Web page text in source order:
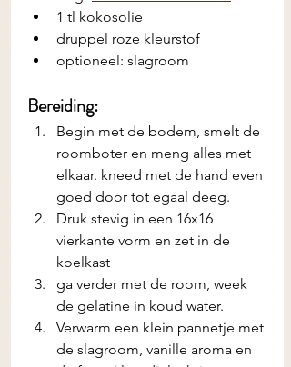
1 tl kokosolie
druppel roze kleurstof
optioneel: slagroom
Bereiding:
Begin met de bodem, smelt de
roomboter en meng alles met
elkaar. kneed met de hand even
goed door tot egaal deeg.
Druk stevig in een 16x16
vierkante vorm en zet in de
koelkast
ga verder met de room, week
de gelatine in koud water.
Verwarm een klein pannetje met
de slagroom, vanille aroma en